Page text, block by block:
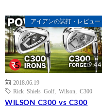
アイアンの試打・レビュー
9:44
2018.06.19
Rick Shiels Golf
Wilson C300
WILSON C300 vs C300